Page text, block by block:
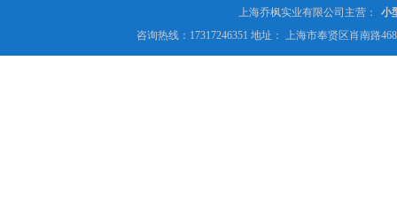
上海乔枫实业有限公司主营：
小
咨询热线：17317246351 地址： 上海市奉贤区肖南路